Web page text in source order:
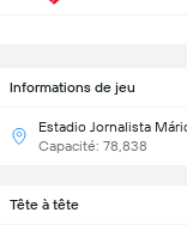
Informations de jeu
Estadio Jornalista
Capacité: 78,838
Tête à tête